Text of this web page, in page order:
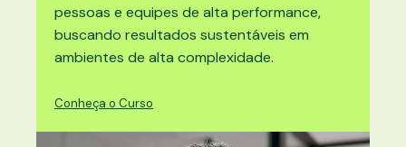
pessoas e equipes de alta performance,
buscando resultados sustentáveis em
ambientes de alta complexidade.
Conheça o Curso